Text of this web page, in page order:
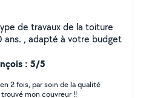
de travaux de la toiture
ans. , adapté à votre budget
: 5/5
2 fois, par soin de la qualité
mon couvreur !!